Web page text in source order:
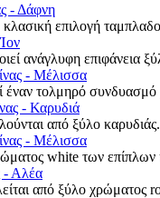
- Δάφνη
κλασική επιλογή
ανάγλυφη επιφάνεια
- Μέλισσα
έναν τολμηρό
- Καρυδιά
από ξύλο
- Μέλισσα
white των επίπλων
- Αλέα
από ξύλο χρώματος